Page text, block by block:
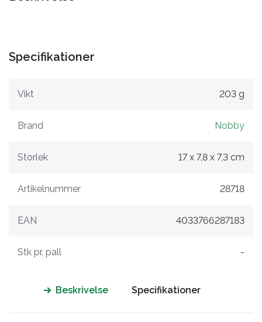
Specifikationer
Vikt 203 g
Brand Nobby
Storlek 17 x 7,8 x 7,3 cm
Artikelnummer 28718
EAN 4033766287183
Stk pr. pall -
Beskrivelse Specifikationer